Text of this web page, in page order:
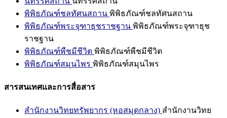
พิพิธภัณฑ์ชลทัศนสถาน พิพิธภัณฑ์ชลทัศนสถาน
พิพิธภัณฑ์พระจุฑาธุชราชฐาน พิพิธภัณฑ์พระจุฑาธุช
ราชฐาน
พิพิธภัณฑ์พืชมีชีวิต พิพิธภัณฑ์พืชมีชีวิต
พิพิธภัณฑ์สมุนไพร พิพิธภัณฑ์สมุนไพร
สารสนเทศและการสื่อสาร
สำนักงานวิทยทรัพยากร (หอสมุดกลาง) สำนักงานวิทย